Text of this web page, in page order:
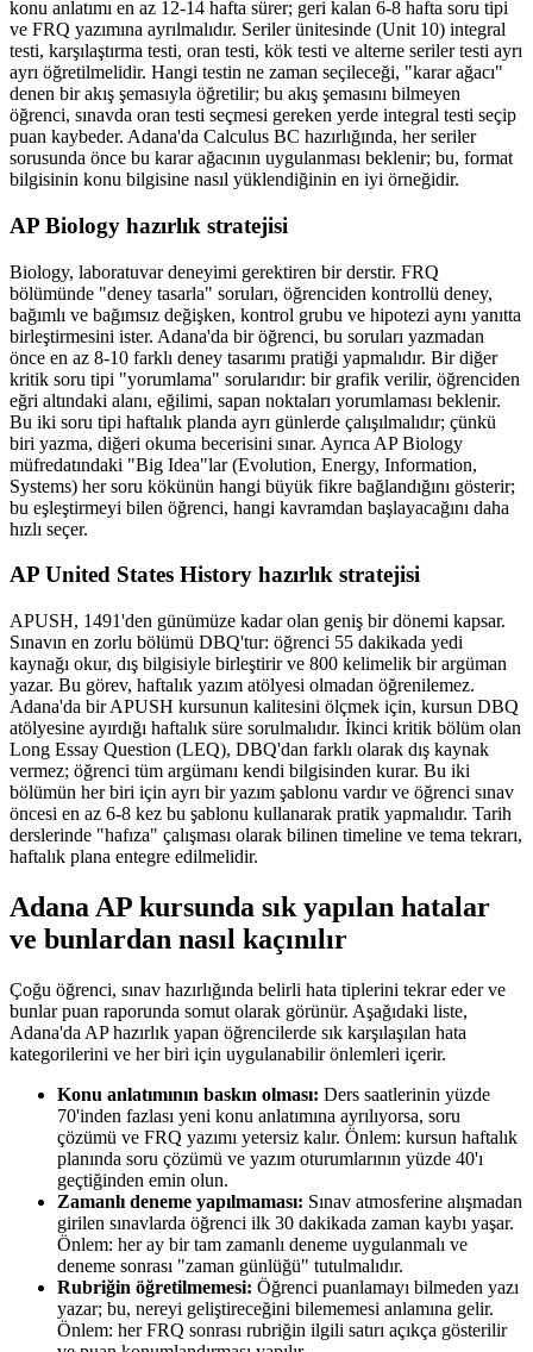
konu anlatımı en az 12-14 hafta sürer; geri kalan 6-8 hafta soru tipi
ve FRQ yazımına ayrılmalıdır. Seriler ünitesinde (Unit 10) integral
testi, karşılaştırma testi, oran testi, kök testi ve alterne seriler testi ayrı
ayrı öğretilmelidir. Hangi testin ne zaman seçileceği, "karar ağacı"
denen bir akış şemasıyla öğretilir; bu akış şemasını bilmeyen
öğrenci, sınavda oran testi seçmesi gereken yerde integral testi seçip
puan kaybeder. Adana'da Calculus BC hazırlığında, her seriler
sorusunda önce bu karar ağacının uygulanması beklenir; bu, format
bilgisinin konu bilgisine nasıl yüklendiğinin en iyi örneğidir.
AP Biology hazırlık stratejisi
Biology, laboratuvar deneyimi gerektiren bir derstir. FRQ
bölümünde "deney tasarla" soruları, öğrenciden kontrollü deney,
bağımlı ve bağımsız değişken, kontrol grubu ve hipotezi aynı yanıtta
birleştirmesini ister. Adana'da bir öğrenci, bu soruları yazmadan
önce en az 8-10 farklı deney tasarımı pratiği yapmalıdır. Bir diğer
kritik soru tipi "yorumlama" sorularıdır: bir grafik verilir, öğrenciden
eğri altındaki alanı, eğilimi, sapan noktaları yorumlaması beklenir.
Bu iki soru tipi haftalık planda ayrı günlerde çalışılmalıdır; çünkü
biri yazma, diğeri okuma becerisini sınar. Ayrıca AP Biology
müfredatındaki "Big Idea"lar (Evolution, Energy, Information,
Systems) her soru kökünün hangi büyük fikre bağlandığını gösterir;
bu eşleştirmeyi bilen öğrenci, hangi kavramdan başlayacağını daha
hızlı seçer.
AP United States History hazırlık stratejisi
APUSH, 1491'den günümüze kadar olan geniş bir dönemi kapsar.
Sınavın en zorlu bölümü DBQ'tur: öğrenci 55 dakikada yedi
kaynağı okur, dış bilgisiyle birleştirir ve 800 kelimelik bir argüman
yazar. Bu görev, haftalık yazım atölyesi olmadan öğrenilemez.
Adana'da bir APUSH kursunun kalitesini ölçmek için, kursun DBQ
atölyesine ayırdığı haftalık süre sorulmalıdır. İkinci kritik bölüm olan
Long Essay Question (LEQ), DBQ'dan farklı olarak dış kaynak
vermez; öğrenci tüm argümanı kendi bilgisinden kurar. Bu iki
bölümün her biri için ayrı bir yazım şablonu vardır ve öğrenci sınav
öncesi en az 6-8 kez bu şablonu kullanarak pratik yapmalıdır. Tarih
derslerinde "hafıza" çalışması olarak bilinen timeline ve tema tekrarı,
haftalık plana entegre edilmelidir.
Adana AP kursunda sık yapılan hatalar
ve bunlardan nasıl kaçınılır
Çoğu öğrenci, sınav hazırlığında belirli hata tiplerini tekrar eder ve
bunlar puan raporunda somut olarak görünür. Aşağıdaki liste,
Adana'da AP hazırlık yapan öğrencilerde sık karşılaşılan hata
kategorilerini ve her biri için uygulanabilir önlemleri içerir.
Konu anlatımının baskın olması: Ders saatlerinin yüzde
70'inden fazlası yeni konu anlatımına ayrılıyorsa, soru
çözümü ve FRQ yazımı yetersiz kalır. Önlem: kursun haftalık
planında soru çözümü ve yazım oturumlarının yüzde 40'ı
geçtiğinden emin olun.
Zamanlı deneme yapılmaması: Sınav atmosferine alışmadan
girilen sınavlarda öğrenci ilk 30 dakikada zaman kaybı yaşar.
Önlem: her ay bir tam zamanlı deneme uygulanmalı ve
deneme sonrası "zaman günlüğü" tutulmalıdır.
Rubriğin öğretilmemesi: Öğrenci puanlamayı bilmeden yazı
yazar; bu, nereyi geliştireceğini bilememesi anlamına gelir.
Önlem: her FRQ sonrası rubriğin ilgili satırı açıkça gösterilir